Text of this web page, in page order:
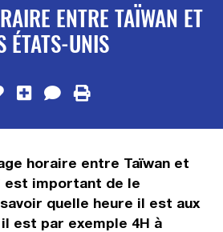
ENTRE TAÏWAN ET
ÉTATS-UNIS
horaire entre Taïwan et
est important de le
quelle heure il est aux
est par exemple 4H à